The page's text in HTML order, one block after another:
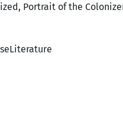
Portrait of the
Literature